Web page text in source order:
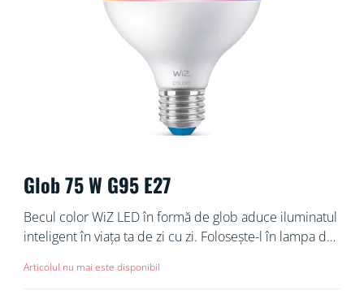
Glob 75 W G95 E27
Becul color WiZ LED în formă de glob aduce iluminatul
inteligent în viața ta de zi cu zi. Folosește-l în lampa de
tine, cu ajutorul celor 16 milioane de culori sau cu
Articolul nu mai este disponibil